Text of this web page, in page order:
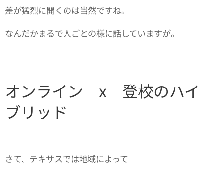
差が猛烈に開くのは当然ですね。
なんだかまるで人ごとの様に話していますが。
オンライン x 登校のハイ
ブリッド
さて、テキサスでは地域によって